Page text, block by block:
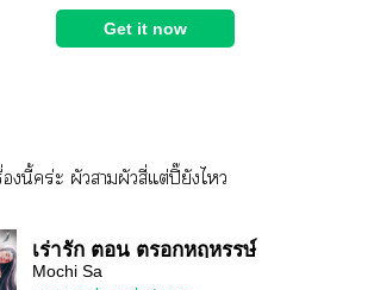
องนี้คร่ะ ผัวาผัวสี่แต่ปิ๊ยังไ